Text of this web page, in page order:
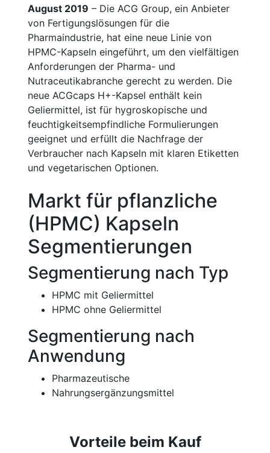
August 2019 – Die ACG Group, ein Anbieter
von Fertigungslösungen für die
Pharmaindustrie, hat eine neue Linie von
HPMC-Kapseln eingeführt, um den vielfältigen
Anforderungen der Pharma- und
Nutraceutikabranche gerecht zu werden. Die
neue ACGcaps H+-Kapsel enthält kein
Geliermittel, ist für hygroskopische und
feuchtigkeitsempfindliche Formulierungen
geeignet und erfüllt die Nachfrage der
Verbraucher nach Kapseln mit klaren Etiketten
und vegetarischen Optionen.
Markt für pflanzliche
(HPMC) Kapseln
Segmentierungen
Segmentierung nach Typ
HPMC mit Geliermittel
HPMC ohne Geliermittel
Segmentierung nach
Anwendung
Pharmazeutische
Nahrungsergänzungsmittel
Vorteile beim Kauf